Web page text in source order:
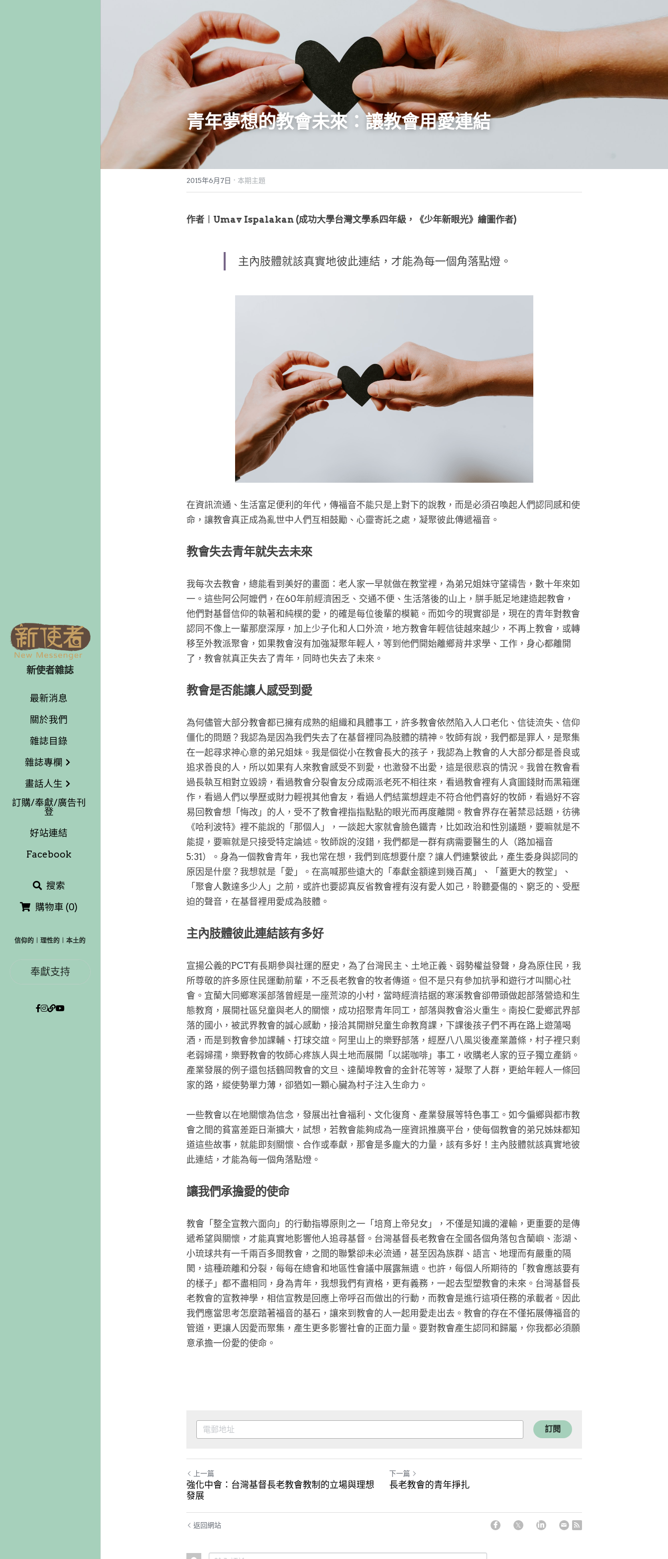
新使者雜誌
最新消息
關於我們
雜誌目錄
雜誌專欄
畫話人生
訂購/奉獻/廣告刊
登
好站連結
Facebook
搜索
購物車 (0)
信仰的︱理性的︱本土的
奉獻支持
青年夢想的教會未來：讓教會用愛連結
2015年6月7日 · 本期主題
作者︱Umav Ispalakan (成功大學台灣文學系四年級，《少年新眼光》繪圖作者)
主內肢體就該真實地彼此連結，才能為每一個角落點燈。
在資訊流通、生活富足便利的年代，傳福音不能只是上對下的說教，而是必須召喚起人們認同感和使
命，讓教會真正成為亂世中人們互相鼓勵、心靈寄託之處，凝聚彼此傳遞福音。
教會失去青年就失去未來
我每次去教會，總能看到美好的畫面：老人家一早就做在教堂裡，為弟兄姐妹守望禱告，數十年來如
一。這些阿公阿嬤們，在60年前經濟困乏、交通不便、生活落後的山上，胼手胝足地建造起教會，
他們對基督信仰的執著和純樸的愛，的確是每位後輩的模範。而如今的現實卻是，現在的青年對教會
認同不像上一輩那麼深厚，加上少子化和人口外流，地方教會年輕信徒越來越少，不再上教會，或轉
移至外教派聚會，如果教會沒有加強凝聚年輕人，等到他們開始離鄉背井求學、工作，身心都離開
了，教會就真正失去了青年，同時也失去了未來。
教會是否能讓人感受到愛
為何儘管大部分教會都已擁有成熟的組織和具體事工，許多教會依然陷入人口老化、信徒流失、信仰
僵化的問題？我認為是因為我們失去了在基督裡同為肢體的精神。牧師有說，我們都是罪人，是聚集
在一起尋求神心意的弟兄姐妹。我是個從小在教會長大的孩子，我認為上教會的人大部分都是善良或
追求善良的人，所以如果有人來教會感受不到愛，也激發不出愛，這是很悲哀的情況。我曾在教會看
過長執互相對立毀謗，看過教會分裂會友分成兩派老死不相往來，看過教會裡有人貪圖錢財而黑箱運
作，看過人們以學歷或財力輕視其他會友，看過人們結黨想趕走不符合他們喜好的牧師，看過好不容
易回教會想「悔改」的人，受不了教會裡指指點點的眼光而再度離開。教會界存在著禁忌話題，彷彿
《哈利波特》裡不能說的「那個人」，一談起大家就會臉色鐵青，比如政治和性別議題，要嘛就是不
能提，要嘛就是只接受特定論述。牧師說的沒錯，我們都是一群有病需要醫生的人（路加福音
5:31）。身為一個教會青年，我也常在想，我們到底想要什麼？讓人們連繫彼此，產生委身與認同的
原因是什麼？我想就是「愛」。在高喊那些遠大的「奉獻金額達到幾百萬」、「蓋更大的教堂」、
「聚會人數達多少人」之前，或許也要認真反省教會裡有沒有愛人如己，聆聽憂傷的、窮乏的、受壓
迫的聲音，在基督裡用愛成為肢體。
主內肢體彼此連結該有多好
宣揚公義的PCT有長期參與社運的歷史，為了台灣民主、土地正義、弱勢權益發聲，身為原住民，我
所尊敬的許多原住民運動前輩，不乏長老教會的牧者傳道。但不是只有參加抗爭和遊行才叫關心社
會。宜蘭大同鄉寒溪部落曾經是一座荒涼的小村，當時經濟拮据的寒溪教會卻帶頭做起部落營造和生
態教育，展開社區兒童與老人的關懷，成功招聚青年同工，部落與教會浴火重生。南投仁愛鄉武界部
落的國小，被武界教會的誠心感動，接洽其開辦兒童生命教育課，下課後孩子們不再在路上遊蕩喝
酒，而是到教會參加課輔、打球交誼。阿里山上的樂野部落，經歷八八風災後產業蕭條，村子裡只剩
老弱婦孺，樂野教會的牧師心疼族人與土地而展開「以諾咖啡」事工，收購老人家的豆子獨立產銷。
產業發展的例子還包括鶴岡教會的文旦、達蘭埠教會的金針花等等，凝聚了人群，更給年輕人一條回
家的路，縱使勢單力薄，卻猶如一顆心臟為村子注入生命力。
一些教會以在地關懷為信念，發展出社會福利、文化復育、產業發展等特色事工。如今偏鄉與都市教
會之間的貧富差距日漸擴大，試想，若教會能夠成為一座資訊推廣平台，使每個教會的弟兄姊妹都知
道這些故事，就能即刻關懷、合作或奉獻，那會是多龐大的力量，該有多好！主內肢體就該真實地彼
此連結，才能為每一個角落點燈。
讓我們承擔愛的使命
教會「整全宣教六面向」的行動指導原則之一「培育上帝兒女」，不僅是知識的灌輸，更重要的是傳
遞希望與關懷，才能真實地影響他人追尋基督。台灣基督長老教會在全國各個角落包含蘭嶼、澎湖、
小琉球共有一千兩百多間教會，之間的聯繫卻未必流通，甚至因為族群、語言、地理而有嚴重的隔
閡，這種疏離和分裂，每每在總會和地區性會議中展露無遺。也許，每個人所期待的「教會應該要有
的樣子」都不盡相同，身為青年，我想我們有資格，更有義務，一起去型塑教會的未來。台灣基督長
老教會的宣教神學，相信宣教是回應上帝呼召而做出的行動，而教會是進行這項任務的承載者。因此
我們應當思考怎麼踏著福音的基石，讓來到教會的人一起用愛走出去。教會的存在不僅拓展傳福音的
管道，更讓人因愛而聚集，產生更多影響社會的正面力量。要對教會產生認同和歸屬，你我都必須願
意承擔一份愛的使命。
訂閱
上一篇
強化中會：台灣基督長老教會教制的立場與理想
發展
下一篇
長老教會的青年掙扎
返回網站